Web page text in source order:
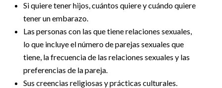
Si quiere tener hijos, cuántos quiere y cuándo quiere
tener un embarazo.
Las personas con las que tiene relaciones sexuales,
lo que incluye el número de parejas sexuales que
tiene, la frecuencia de las relaciones sexuales y las
preferencias de la pareja.
Sus creencias religiosas y prácticas culturales.